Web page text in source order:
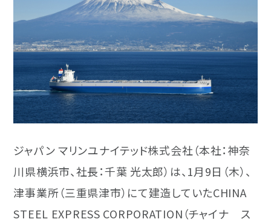
構造技術
生産技術
テクニカルレビュー
テクニカルレビュー
自動車運搬船
フェリー・客船
官公庁船
艦艇
海洋構造物
SEP船
English
お問い合わせ
ジャパン マリンユナイテッド株式会社（本社：神奈
川県横浜市、社長：千葉 光太郎）は、1月9日（木）、
津事業所（三重県津市）にて建造していたCHINA
STEEL EXPRESS CORPORATION（チャイナ ス